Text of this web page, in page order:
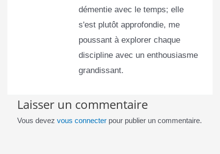
démentie avec le temps; elle
s'est plutôt approfondie, me
poussant à explorer chaque
discipline avec un enthousiasme
grandissant.
Laisser un commentaire
Vous devez vous connecterpour publier un commentaire.